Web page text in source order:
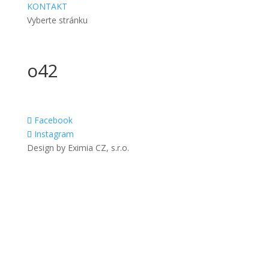
KONTAKT
Vyberte stránku
o42
Facebook
Instagram
Design by Eximia CZ, s.r.o.